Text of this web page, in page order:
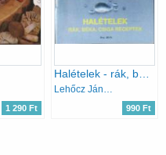
1 290 Ft
Halételek - rák, béka csiga receptek
990 Ft